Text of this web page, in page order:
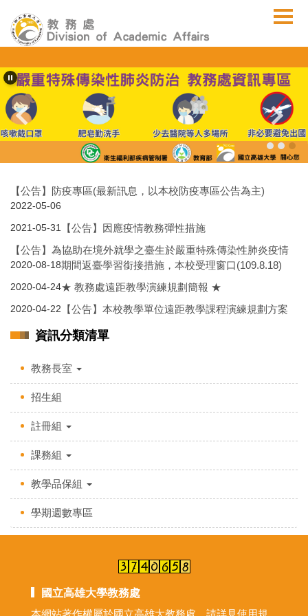
到
主
內
容
區
資訊分類清單
教務長室
招生組
註冊組
課務組
教學品保組
學期週數專區
【公告】防疫專區(最新訊息，以本校防疫專區公告為主)
2022-05-06
【公告】因應疫情教務彈性措施
2021-05-31
【公告】為協助在境外就學之臺生於嚴重特殊傳染性肺炎疫情
期間返臺學習銜接措施，本校受理窗口(109.8.18)
2020-08-18
★ 教務處遠距教學演練規劃簡報 ★
2020-04-24
【公告】本校教學單位遠距教學課程演練規劃方案
2020-04-22
國立高雄大學教務處
本網站著作權屬於國立高雄大教務處，請詳見使用規